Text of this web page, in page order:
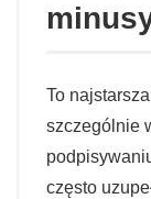
To
szczególnie
często